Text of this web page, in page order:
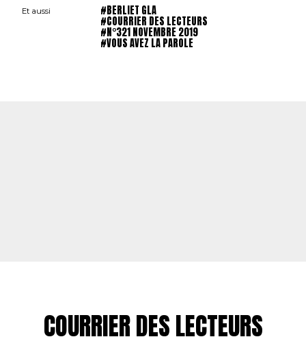
Et aussi #BERLIET GLA
#COURRIER DES LECTEURS
#N°321 NOVEMBRE 2019
#VOUS AVEZ LA PAROLE
COURRIER DES LECTEURS